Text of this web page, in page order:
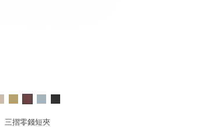
三摺零錢短夾